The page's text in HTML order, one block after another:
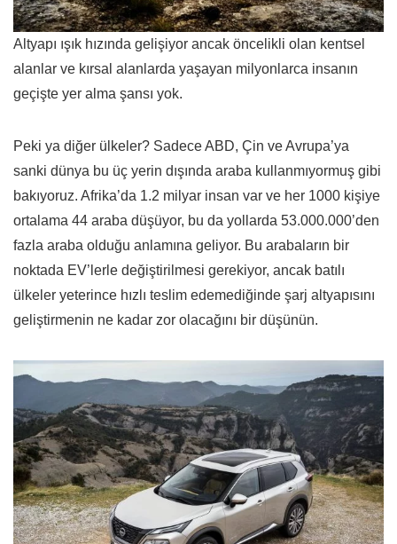
Altyapı ışık hızında gelişiyor ancak öncelikli olan kentsel
alanlar ve kırsal alanlarda yaşayan milyonlarca insanın
geçişte yer alma şansı yok.
Peki ya diğer ülkeler? Sadece ABD, Çin ve Avrupa’ya
sanki dünya bu üç yerin dışında araba kullanmıyormuş gibi
bakıyoruz. Afrika’da 1.2 milyar insan var ve her 1000 kişiye
ortalama 44 araba düşüyor, bu da yollarda 53.000.000’den
fazla araba olduğu anlamına geliyor. Bu arabaların bir
noktada EV’lerle değiştirilmesi gerekiyor, ancak batılı
ülkeler yeterince hızlı teslim edemediğinde şarj altyapısını
geliştirmenin ne kadar zor olacağını bir düşünün.